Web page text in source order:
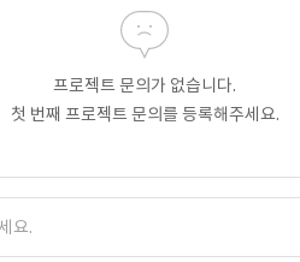
프로젝트 문의가 없습니다.
첫 번째 프로젝트 문의를 등록해주세요.
요.